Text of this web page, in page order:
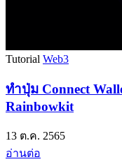
Tutorial Web3
ทำปุ่ม Connect
Rainbowkit
13 ต.ค. 2565
อ่านต่อ